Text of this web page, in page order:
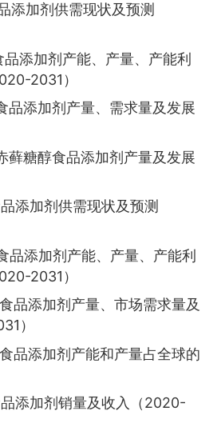
添加剂供需现状及预测
品添加剂产能、产量、产能利
2031）
品添加剂产量、需求量及发展
藓糖醇食品添加剂产量及发展
添加剂供需现状及预测
品添加剂产能、产量、产能利
2031）
品添加剂产量、市场需求量及
）
品添加剂产能和产量占全球的
添加剂销量及收入（2020-